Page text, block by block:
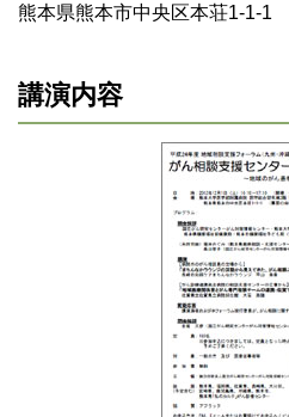
熊本県熊本市中央区本荘1-1-1
講演内容